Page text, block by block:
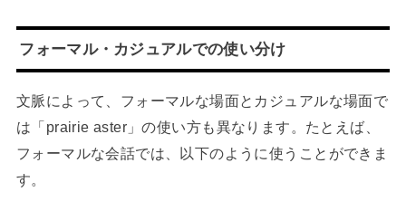
フォーマル・カジュアルでの使い分け
文脈によって、フォーマルな場面とカジュアルな場面で
は「prairie aster」の使い方も異なります。たとえば、
フォーマルな会話では、以下のように使うことができま
す。